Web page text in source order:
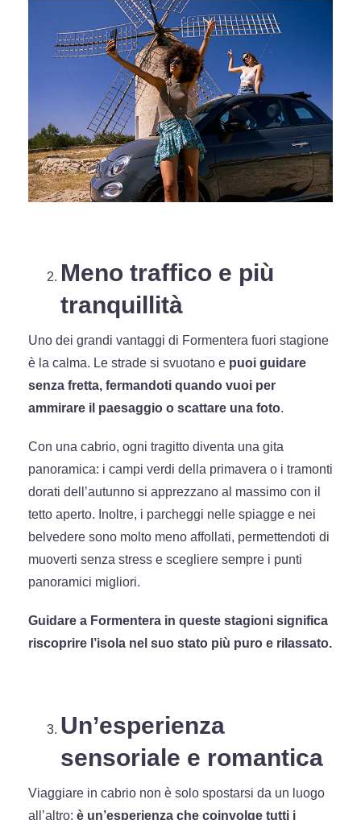
Meno traffico e più
tranquillità
Uno dei grandi vantaggi di Formentera fuori stagione
è la calma. Le strade si svuotano e puoi guidare
senza fretta, fermandoti quando vuoi per
ammirare il paesaggio o scattare una foto.
Con una cabrio, ogni tragitto diventa una gita
panoramica: i campi verdi della primavera o i tramonti
dorati dell’autunno si apprezzano al massimo con il
tetto aperto. Inoltre, i parcheggi nelle spiagge e nei
belvedere sono molto meno affollati, permettendoti di
muoverti senza stress e scegliere sempre i punti
panoramici migliori.
Guidare a Formentera in queste stagioni significa
riscoprire l’isola nel suo stato più puro e rilassato.
Un’esperienza
sensoriale e romantica
Viaggiare in cabrio non è solo spostarsi da un luogo
all’altro: è un’esperienza che coinvolge tutti i